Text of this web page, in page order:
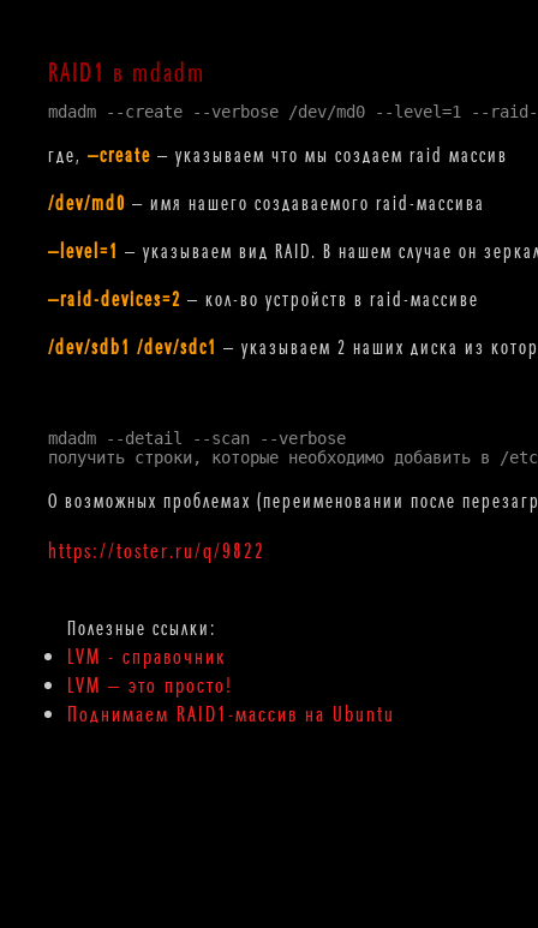
RAID1 в mdadm
mdadm --create --verbose /dev/md0 --level=1 --
где, —create — указываем что мы создаем raid массив
/dev/md0 — имя нашего создаваемого raid-массива
—level=1 — указываем вид RAID. В нашем случае он
—raid-devices=2 — кол-во устройств в raid-массиве
/dev/sdb1 /dev/sdc1 — указываем 2 наших диска из
mdadm --detail --scan --verbose
получить строки, которые необходимо добавить в /
О возможных проблемах (переименовании после
https://toster.ru/q/9822
LVM - справочник
LVM — это просто!
Поднимаем RAID1-массив на Ubuntu